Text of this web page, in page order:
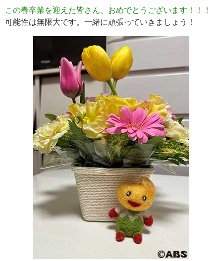
この春卒業を迎えた皆さん、おめでとうございます！！！
可能性は無限大です。一緒に頑張っていきましょう！